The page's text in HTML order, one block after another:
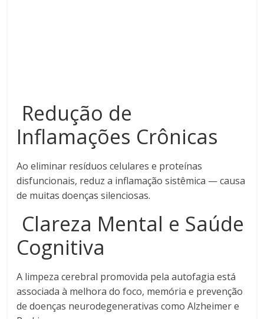
Redução de
Inflamações Crônicas
Ao eliminar resíduos celulares e proteínas
disfuncionais, reduz a inflamação sistêmica — causa
de muitas doenças silenciosas.
Clareza Mental e Saúde
Cognitiva
A limpeza cerebral promovida pela autofagia está
associada à melhora do foco, memória e prevenção
de doenças neurodegenerativas como Alzheimer e